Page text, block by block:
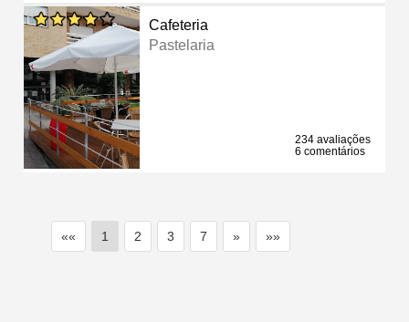
Cafeteria
Pastelaria
234 avaliações
6 comentários
«« 1 2 3 7 » »»